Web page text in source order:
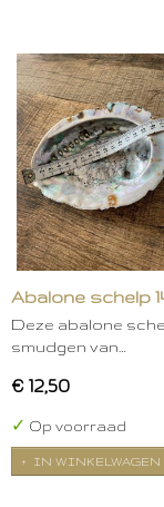
Abalone schelp
Deze abalone
smudgen van…
€ 12,50
✓ Op voorraad
IN WINKELWAGEN